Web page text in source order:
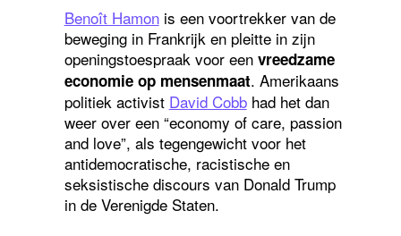
Benoît Hamonis een voortrekker van de
beweging in Frankrijk en pleitte in zijn
openingstoespraak voor een vreedzame
economie op mensenmaat. Amerikaans
politiek activist David Cobbhad het dan
weer over een “economy of care, passion
and love”, als tegengewicht voor het
antidemocratische, racistische en
seksistische discours van Donald Trump
in de Verenigde Staten.